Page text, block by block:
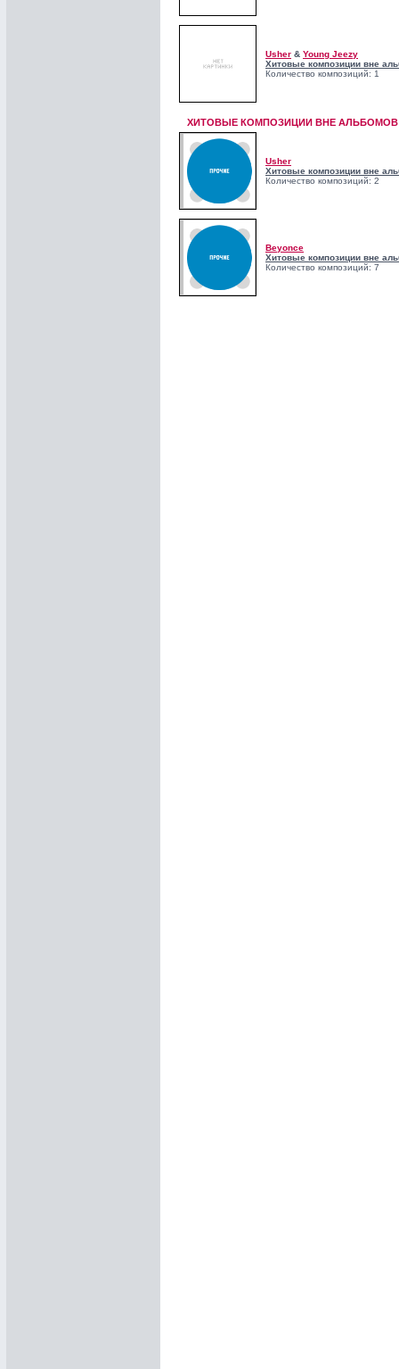
Usher & Young Jeezy
Хитовые композиции вне
Количество композиций: 1
ХИТОВЫЕ КОМПОЗИЦИИ ВНЕ
Usher
Хитовые композиции вне
Количество композиций: 2
Beyonce
Хитовые композиции вне
Количество композиций: 7